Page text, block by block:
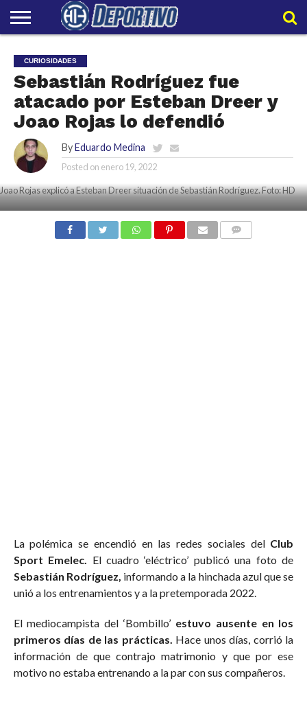
NACIONAL
INTERNACIONAL
EMBAJADORES
POLIDEPORTIVO
POLÍTICAS
DE
PRIVACIDAD
CONTACTO
HIT
EQUIPO
HIT
CURIOSIDADES
Sebastián Rodríguez fue
atacado por Esteban Dreer y
Joao Rojas lo defendió
By Eduardo Medina
Posted on enero 19, 2022
Joao Rojas explicó a Esteban Dreer situación de Sebastián Rodríguez. Foto: HD
La polémica se encendió en las redes sociales del Club
Sport Emelec. El cuadro ‘eléctrico’ publicó una foto de
Sebastián Rodríguez, informando a la hinchada azul que se
unió a los entrenamientos y a la pretemporada 2022.
El mediocampista del ‘Bombillo’ estuvo ausente en los
primeros días de las prácticas. Hace unos días, corrió la
información de que contrajo matrimonio y que por ese
motivo no estaba entrenando a la par con sus compañeros.